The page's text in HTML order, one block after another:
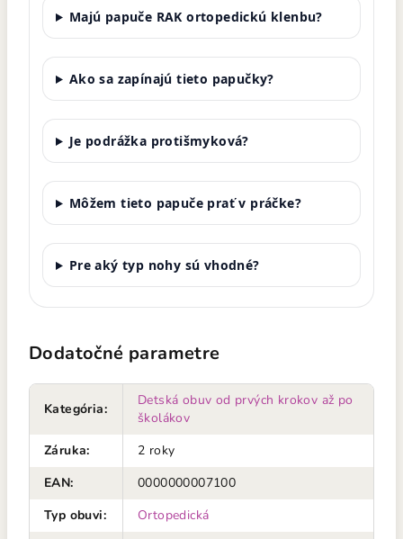
Majú papuče RAK ortopedickú klenbu?
Ako sa zapínajú tieto papučky?
Je podrážka protišmyková?
Môžem tieto papuče prať v práčke?
Pre aký typ nohy sú vhodné?
Dodatočné parametre
Kategória:
Detská obuv od prvých krokov až po
školákov
Záruka:
2 roky
EAN:
0000000007100
Typ obuvi: Ortopedická